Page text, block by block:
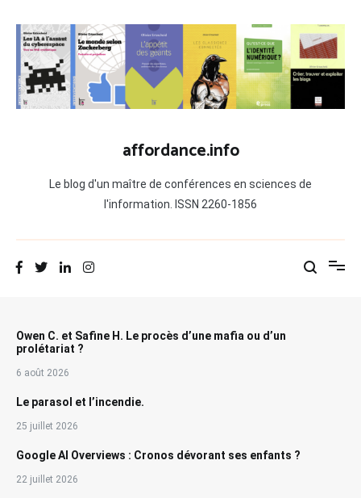
contenu
affordance.info
Le blog d'un maître de conférences en sciences de
l'information. ISSN 2260-1856
Owen C. et Safine H. Le procès d’une mafia ou d’un
prolétariat ?
6 août 2026
Le parasol et l’incendie.
25 juillet 2026
Google AI Overviews : Cronos dévorant ses enfants ?
22 juillet 2026